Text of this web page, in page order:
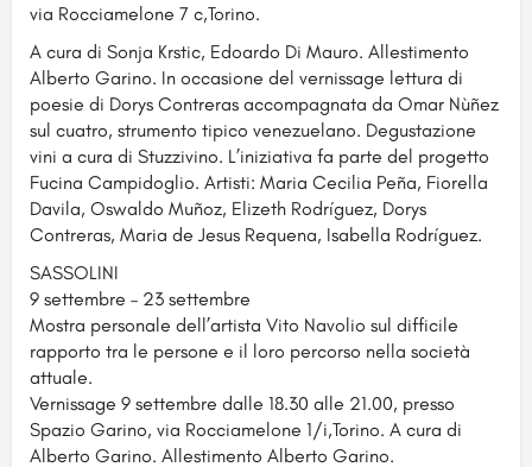
via Rocciamelone 7 c,Torino.
A cura di Sonja Krstic, Edoardo Di Mauro. Allestimento
Alberto Garino. In occasione del vernissage lettura di
poesie di Dorys Contreras accompagnata da Omar Nùñez
sul cuatro, strumento tipico venezuelano. Degustazione
vini a cura di Stuzzivino. L’iniziativa fa parte del progetto
Fucina Campidoglio. Artisti: Maria Cecilia Peña, Fiorella
Davila, Oswaldo Muñoz, Elizeth Rodríguez, Dorys
Contreras, Maria de Jesus Requena, Isabella Rodríguez.
SASSOLINI
9 settembre – 23 settembre
Mostra personale dell’artista Vito Navolio sul difficile
rapporto tra le persone e il loro percorso nella società
attuale.
Vernissage 9 settembre dalle 18.30 alle 21.00, presso
Spazio Garino, via Rocciamelone 1/i,Torino. A cura di
Alberto Garino. Allestimento Alberto Garino.